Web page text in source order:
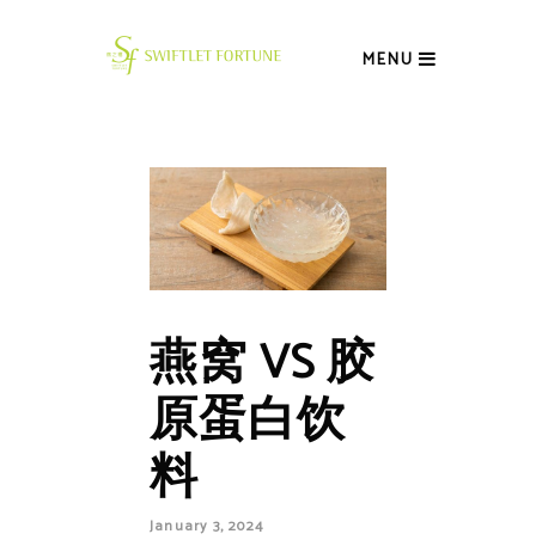
MENU
燕窝 VS 胶
原蛋白饮
料
January 3, 2024